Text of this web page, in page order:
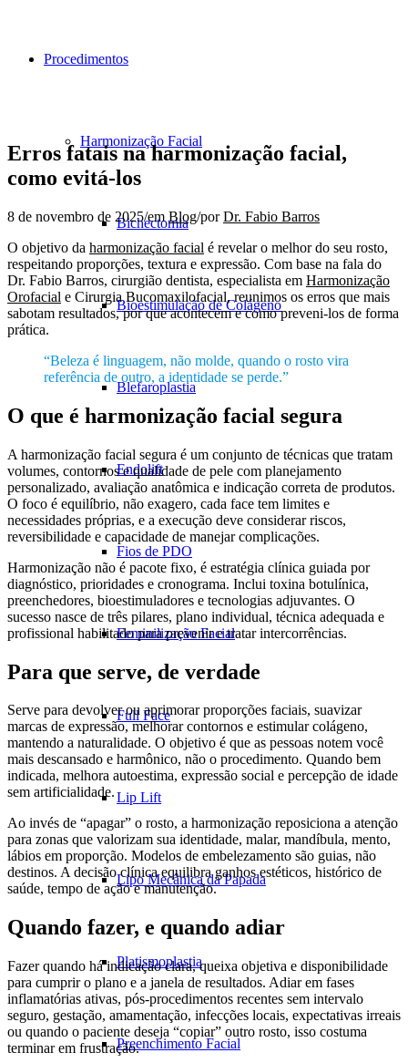
Procedimentos
Harmonização Facial
Bichectomia
Bioestimulação de Colágeno
Blefaroplastia
Endolift
Fios de PDO
Feminilização Facial
Full Face
Lip Lift
Lipo Mecânica da Papada
Platismoplastia
Preenchimento Facial
Erros fatais na harmonização facial,
como evitá-los
8 de novembro de 2025/em Blog/porDr. Fabio Barros
O objetivo da harmonização facial é revelar o melhor do seu rosto,
respeitando proporções, textura e expressão. Com base na fala do
Dr. Fabio Barros, cirurgião dentista, especialista em Harmonização
Orofacial e Cirurgia Bucomaxilofacial, reunimos os erros que mais
sabotam resultados, por que acontecem e como preveni-los de forma
prática.
“Beleza é linguagem, não molde, quando o rosto vira
referência de outro, a identidade se perde.”
O que é harmonização facial segura
A harmonização facial segura é um conjunto de técnicas que tratam
volumes, contornos e qualidade de pele com planejamento
personalizado, avaliação anatômica e indicação correta de produtos.
O foco é equilíbrio, não exagero, cada face tem limites e
necessidades próprias, e a execução deve considerar riscos,
reversibilidade e capacidade de manejar complicações.
Harmonização não é pacote fixo, é estratégia clínica guiada por
diagnóstico, prioridades e cronograma. Inclui toxina botulínica,
preenchedores, bioestimuladores e tecnologias adjuvantes. O
sucesso nasce de três pilares, plano individual, técnica adequada e
profissional habilitado para prevenir e tratar intercorrências.
Para que serve, de verdade
Serve para devolver ou aprimorar proporções faciais, suavizar
marcas de expressão, melhorar contornos e estimular colágeno,
mantendo a naturalidade. O objetivo é que as pessoas notem você
mais descansado e harmônico, não o procedimento. Quando bem
indicada, melhora autoestima, expressão social e percepção de idade
sem artificialidade.
Ao invés de “apagar” o rosto, a harmonização reposiciona a atenção
para zonas que valorizam sua identidade, malar, mandíbula, mento,
lábios em proporção. Modelos de embelezamento são guias, não
destinos. A decisão clínica equilibra ganhos estéticos, histórico de
saúde, tempo de ação e manutenção.
Quando fazer, e quando adiar
Fazer quando há indicação clara, queixa objetiva e disponibilidade
para cumprir o plano e a janela de resultados. Adiar em fases
inflamatórias ativas, pós-procedimentos recentes sem intervalo
seguro, gestação, amamentação, infecções locais, expectativas irreais
ou quando o paciente deseja “copiar” outro rosto, isso costuma
terminar em frustração.